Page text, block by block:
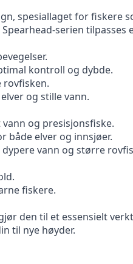
spesiallaget for fiskere
serien
kontroll og dybde.
rovfisken.
og stille vann.
vann og presisjonsfiske.
både elver og innsjøer.
dypere vann og større
fiskere.
den til et essensielt
til nye høyder.